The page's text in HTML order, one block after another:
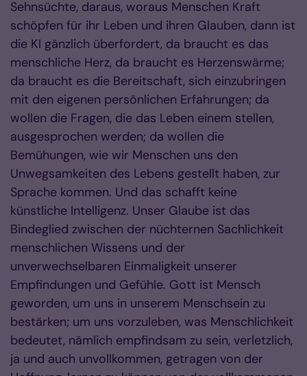
Sehnsüchte, daraus, woraus Menschen Kraft
schöpfen für ihr Leben und ihren Glauben, dann ist
die KI gänzlich überfordert, da braucht es das
menschliche Herz, da braucht es Herzenswärme;
da braucht es die Bereitschaft, sich einzubringen
mit den eigenen persönlichen Erfahrungen; da
wollen die Fragen, die das Leben einem stellen,
ausgesprochen werden; da wollen die
Bemühungen, wie wir Menschen uns den
Unwegsamkeiten des Lebens gestellt haben, zur
Sprache kommen. Und das schafft keine
künstliche Intelligenz. Unser Glaube ist das
Bindeglied zwischen der nüchternen Sachlichkeit
menschlichen Wissens und der
unverwechselbaren Einmaligkeit unserer
Empfindungen und Gefühle. Gott ist Mensch
geworden, um uns in unserem Menschsein zu
bestärken; um uns vorzuleben, was Menschlichkeit
bedeutet, nämlich empfindsam zu sein, verletzlich,
ja und auch unvollkommen, getragen von der